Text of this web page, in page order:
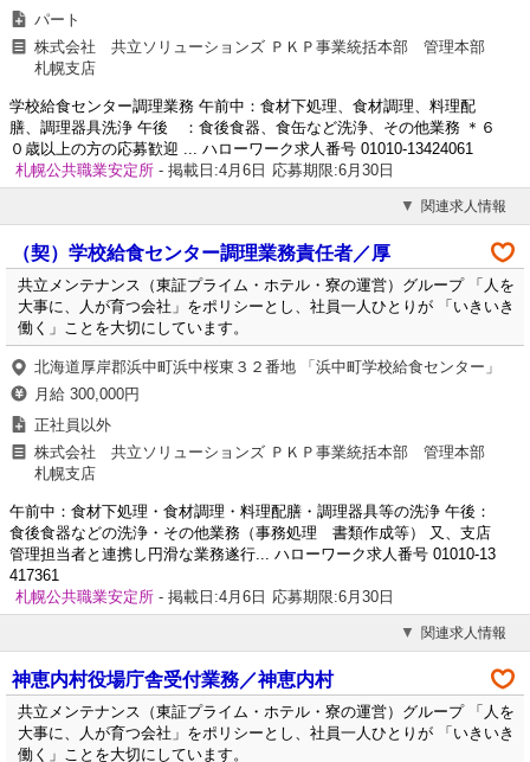
パート
株式会社 共立ソリューションズ ＰＫＰ事業統括本部 管理本部
札幌支店
学校給食センター調理業務 午前中：食材下処理、食材調理、料理配
膳、調理器具洗浄 午後 ：食後食器、食缶など洗浄、その他業務 ＊６
０歳以上の方の応募歓迎 ... ハローワーク求人番号 01010-13424061
札幌公共職業安定所 - 掲載日:4月6日 応募期限:6月30日
関連求人情報
（契）学校給食センター調理業務責任者／厚
共立メンテナンス（東証プライム・ホテル・寮の運営）グループ 「人を
大事に、人が育つ会社」をポリシーとし、社員一人ひとりが 「いきいき
働く」ことを大切にしています。
北海道厚岸郡浜中町浜中桜東３２番地 「浜中町学校給食センター」
月給 300,000円
正社員以外
株式会社 共立ソリューションズ ＰＫＰ事業統括本部 管理本部
札幌支店
午前中：食材下処理・食材調理・料理配膳・調理器具等の洗浄 午後：
食後食器などの洗浄・その他業務（事務処理 書類作成等） 又、支店
管理担当者と連携し円滑な業務遂行... ハローワーク求人番号 01010-13
417361
札幌公共職業安定所 - 掲載日:4月6日 応募期限:6月30日
関連求人情報
神恵内村役場庁舎受付業務／神恵内村
共立メンテナンス（東証プライム・ホテル・寮の運営）グループ 「人を
大事に、人が育つ会社」をポリシーとし、社員一人ひとりが 「いきいき
働く」ことを大切にしています。